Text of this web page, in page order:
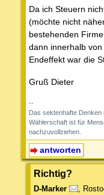
Da ich Steuern
(möchte nicht
bestehenden
dann innerhalb
Endeffekt war die
Gruß Dieter
--
Das sektenhafte Denken
Wählerschaft ist für
nachzuvollziehen.
antworten
Richtig?
D-Marker ,